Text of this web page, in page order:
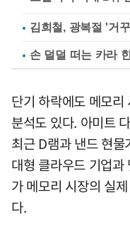
김희철, 광복절 '거
손 덜덜 떠는 카라
단기 하락에도 메모
분석도 있다. 아미트
최근 D램과 낸드 현
대형 클라우드 기업
가 메모리 시장의 실
다.